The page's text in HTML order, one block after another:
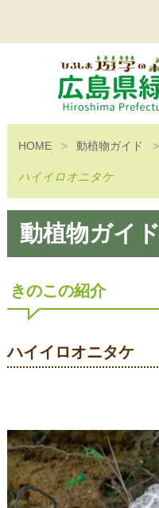
HOME 動植物ガイド
ハイイロオニタケ
動植物ガイド
きのこの紹介
ハイイロオニタケ